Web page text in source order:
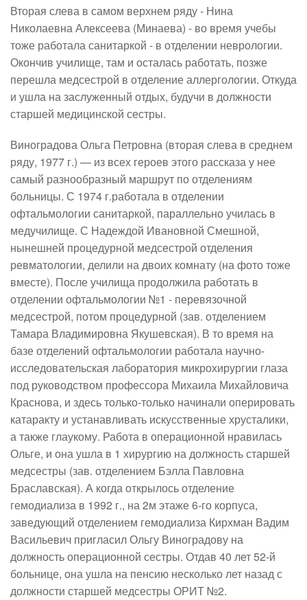
Вторая слева в самом верхнем ряду - Нина
Николаевна Алексеева (Минаева) - во время учебы
тоже работала санитаркой - в отделении неврологии.
Окончив училище, там и осталась работать, позже
перешла медсестрой в отделение аллергологии. Откуда
и ушла на заслуженный отдых, будучи в должности
старшей медицинской сестры.
Виноградова Ольга Петровна (вторая слева в среднем
ряду, 1977 г.) — из всех героев этого рассказа у нее
самый разнообразный маршрут по отделениям
больницы. С 1974 г.работала в отделении
офтальмологии санитаркой, параллельно училась в
медучилище. С Надеждой Ивановной Смешной,
нынешней процедурной медсестрой отделения
ревматологии, делили на двоих комнату (на фото тоже
вместе). После училища продолжила работать в
отделении офтальмологии №1 - перевязочной
медсестрой, потом процедурной (зав. отделением
Тамара Владимировна Якушевская). В то время на
базе отделений офтальмологии работала научно-
исследовательская лаборатория микрохирургии глаза
под руководством профессора Михаила Михайловича
Краснова, и здесь только-только начинали оперировать
катаракту и устанавливать искусственные хрусталики,
а также глаукому. Работа в операционной нравилась
Ольге, и она ушла в 1 хирургию на должность старшей
медсестры (зав. отделением Бэлла Павловна
Браславская). А когда открылось отделение
гемодиализа в 1992 г., на 2м этаже 6-го корпуса,
заведующий отделением гемодиализа Кирхман Вадим
Васильевич пригласил Ольгу Виноградову на
должность операционной сестры. Отдав 40 лет 52-й
больнице, она ушла на пенсию несколько лет назад с
должности старшей медсестры ОРИТ №2.